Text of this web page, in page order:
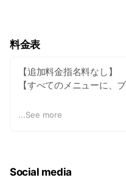
料金表
【追加料金指名料なし】
【すべてのメニューに、
カット7,000円(7,700円税込)
パーマ9,000円(9,900円税
...See more
Social media